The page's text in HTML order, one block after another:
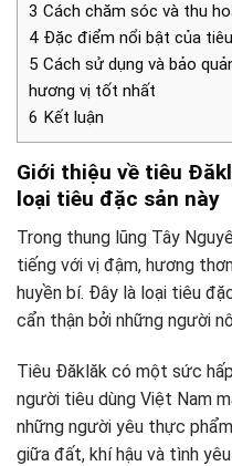
3 Cách chăm sóc và thu
4 Đặc điểm nổi bật của
5 Cách sử dụng và bảo
hương vị tốt nhất
6 Kết luận
Giới thiệu về tiêu
loại tiêu đặc sản này
Trong thung lũng Tây
tiếng với vị đậm, hương
huyền bí. Đây là loại tiêu
cẩn thận bởi những người
Tiêu Đăklăk có một sức
người tiêu dùng Việt Nam
những người yêu thực
giữa đất, khí hậu và tình